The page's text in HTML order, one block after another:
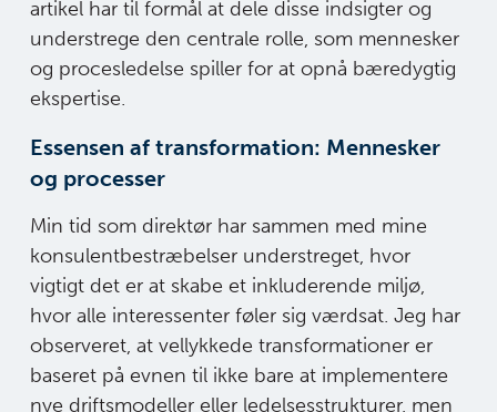
artikel har til formål at dele disse indsigter og
understrege den centrale rolle, som mennesker
og procesledelse spiller for at opnå bæredygtig
ekspertise.
Essensen af transformation: Mennesker
og processer
Min tid som direktør har sammen med mine
konsulentbestræbelser understreget, hvor
vigtigt det er at skabe et inkluderende miljø,
hvor alle interessenter føler sig værdsat. Jeg har
observeret, at vellykkede transformationer er
baseret på evnen til ikke bare at implementere
nye driftsmodeller eller ledelsesstrukturer, men